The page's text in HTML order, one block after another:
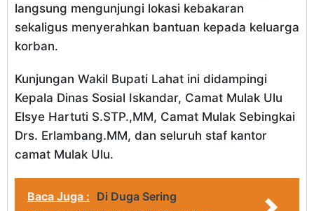
langsung mengunjungi lokasi kebakaran
sekaligus menyerahkan bantuan kepada keluarga
korban.
Kunjungan Wakil Bupati Lahat ini didampingi
Kepala Dinas Sosial Iskandar, Camat Mulak Ulu
Elsye Hartuti S.STP.,MM, Camat Mulak Sebingkai
Drs. Erlambang.MM, dan seluruh staf kantor
camat Mulak Ulu.
Baca Juga : Di Duga Sering